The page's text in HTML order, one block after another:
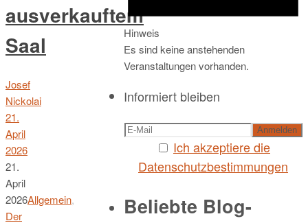
ausverkauftem
Saal
Josef
Nickolai
21.
April
2026
21.
April
2026Allgemein,
Der
Hinweis
Es sind keine anstehenden
Veranstaltungen vorhanden.
Informiert bleiben
Ich akzeptiere die
Datenschutzbestimmungen
Beliebte Blog-